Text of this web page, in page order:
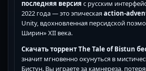
последняя версия с русским
2022 года — это эпическаяaction-
Unity, вдохновленная персидской
Ширин» XII века.
Скачать торрент The Tale of Bistun
значит мгновенно окунуться в
Бистун. Вы играете за камнереза,